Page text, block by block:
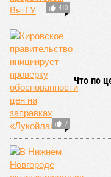
410
2
Что по